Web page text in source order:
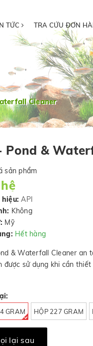
TỨC TRA CỨU ĐƠN
Cleaner
Pond &
sản phẩm
API
Không
Mỹ
Hết hàng
& Waterfall Cleaner an
được sử dụng khi cần
GRAM HỘP 227 GRAM
lại sau